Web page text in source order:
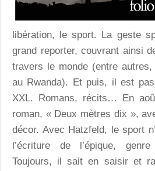
libération, le sport. La geste
grand reporter, couvrant ainsi
travers le monde (entre
au Rwanda). Et puis, il est
XXL. Romans, récits… En
roman, « Deux mètres dix »,
décor. Avec Hatzfeld, le sport
l’écriture de l’épique,
Toujours, il sait en saisir et